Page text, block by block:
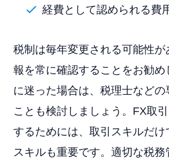
経費として認められる費
税制は毎年変更される可能性
報を常に確認することをお勧
に迷った場合は、税理士などの
ことも検討しましょう。FX取
するためには、取引スキルだ
スキルも重要です。適切な税務